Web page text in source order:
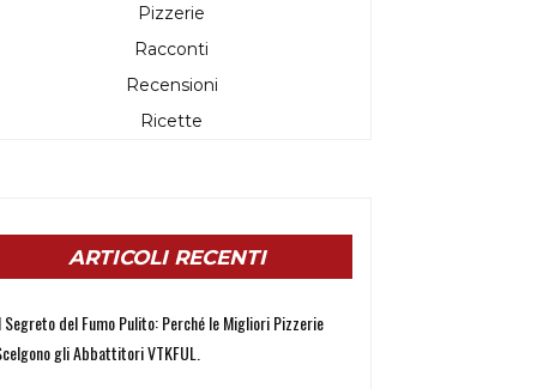
Pizzerie
Racconti
Recensioni
Ricette
ARTICOLI RECENTI
Segreto del Fumo Pulito: Perché le Migliori Pizzerie
gli Abbattitori VTKFUL.